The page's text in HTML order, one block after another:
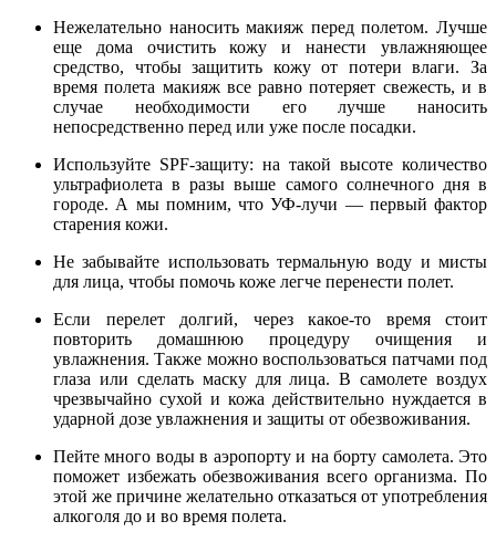
Нежелательно наносить макияж перед полетом. Лучше
еще дома очистить кожу и нанести увлажняющее
средство, чтобы защитить кожу от потери влаги. За
время полета макияж все равно потеряет свежесть, и в
случае необходимости его лучше наносить
непосредственно перед или уже после посадки.
Используйте SPF-защиту: на такой высоте количество
ультрафиолета в разы выше самого солнечного дня в
городе. А мы помним, что УФ-лучи — первый фактор
старения кожи.
Не забывайте использовать термальную воду и мисты
для лица, чтобы помочь коже легче перенести полет.
Если перелет долгий, через какое-то время стоит
повторить домашнюю процедуру очищения и
увлажнения. Также можно воспользоваться патчами под
глаза или сделать маску для лица. В самолете воздух
чрезвычайно сухой и кожа действительно нуждается в
ударной дозе увлажнения и защиты от обезвоживания.
Пейте много воды в аэропорту и на борту самолета. Это
поможет избежать обезвоживания всего организма. По
этой же причине желательно отказаться от употребления
алкоголя до и во время полета.